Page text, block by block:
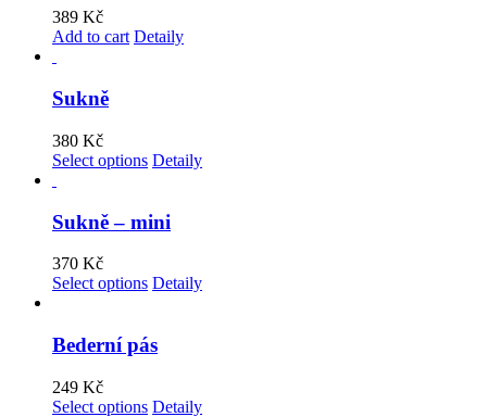
389 Kč
Add to cart Detaily
Sukně
380 Kč
Select options Detaily
Sukně – mini
370 Kč
Select options Detaily
Bederní pás
249 Kč
Select options Detaily